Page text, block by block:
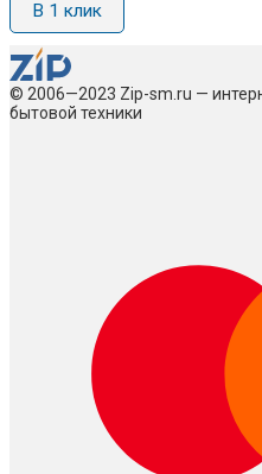
В 1 клик
© 2006—2023 Zip-sm.ru —
бытовой техники